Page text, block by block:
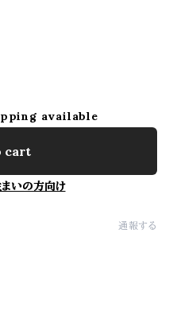
available
cart
いの方向け
通報する